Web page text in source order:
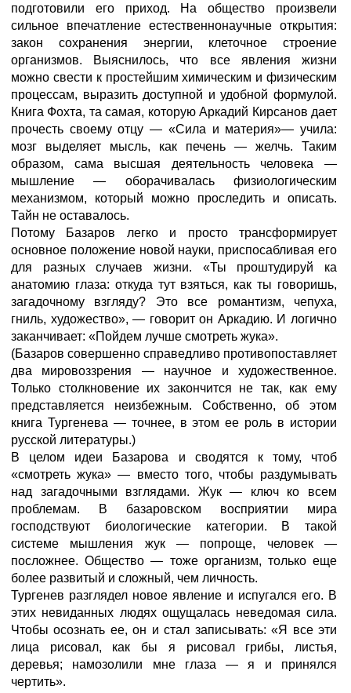
подготовили его приход. На общество произвели
сильное впечатление естественнонаучные открытия:
закон сохранения энергии, клеточное строение
организмов. Выяснилось, что все явления жизни
можно свести к простейшим химическим и физическим
процессам, выразить доступной и удобной формулой.
Книга Фохта, та самая, которую Аркадий Кирсанов дает
прочесть своему отцу — «Сила и материя»— учила:
мозг выделяет мысль, как печень — желчь. Таким
образом, сама высшая деятельность человека —
мышление — оборачивалась физиологическим
механизмом, который можно проследить и описать.
Тайн не оставалось.
Потому Базаров легко и просто трансформирует
основное положение новой науки, приспосабливая его
для разных случаев жизни. «Ты проштудируй ка
анатомию глаза: откуда тут взяться, как ты говоришь,
загадочному взгляду? Это все романтизм, чепуха,
гниль, художество», — говорит он Аркадию. И логично
заканчивает: «Пойдем лучше смотреть жука».
(Базаров совершенно справедливо противопоставляет
два мировоззрения — научное и художественное.
Только столкновение их закончится не так, как ему
представляется неизбежным. Собственно, об этом
книга Тургенева — точнее, в этом ее роль в истории
русской литературы.)
В целом идеи Базарова и сводятся к тому, чтоб
«смотреть жука» — вместо того, чтобы раздумывать
над загадочными взглядами. Жук — ключ ко всем
проблемам. В базаровском восприятии мира
господствуют биологические категории. В такой
системе мышления жук — попроще, человек —
посложнее. Общество — тоже организм, только еще
более развитый и сложный, чем личность.
Тургенев разглядел новое явление и испугался его. В
этих невиданных людях ощущалась неведомая сила.
Чтобы осознать ее, он и стал записывать: «Я все эти
лица рисовал, как бы я рисовал грибы, листья,
деревья; намозолили мне глаза — я и принялся
чертить».